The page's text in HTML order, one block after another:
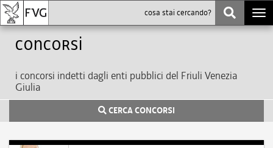
Concorsi
i concorsi indetti dagli enti pubblici del Friuli Venezia
Giulia
CERCA CONCORSI